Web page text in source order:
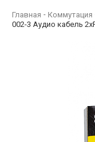
Главная Коммутация
002-3 Аудио кабель